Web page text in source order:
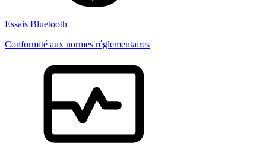
Essais Bluetooth
Conformité aux normes réglementaires